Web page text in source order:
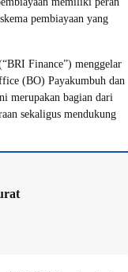
pembiayaan yang
Finance”) menggelar
(BO) Payakumbuh dan
merupakan bagian dari
sekaligus mendukung